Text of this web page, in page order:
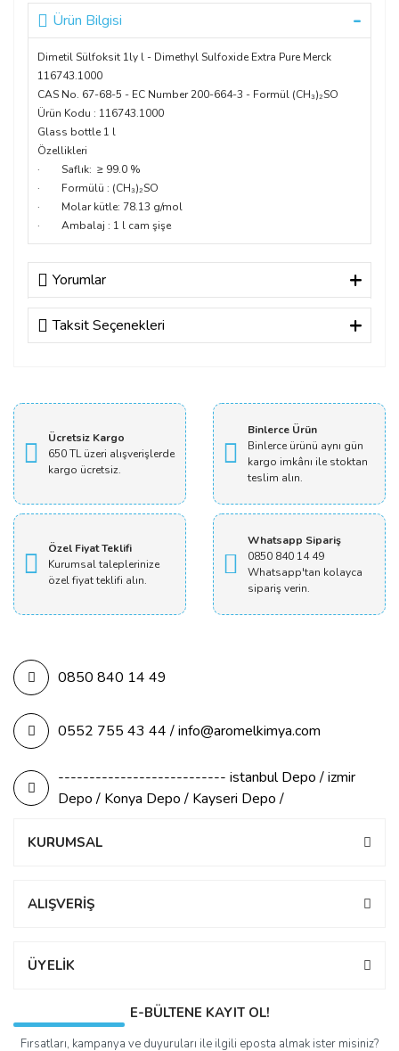
Ürün Bilgisi
Dimetil Sülfoksit 1ly l - Dimethyl Sulfoxide Extra Pure Merck
116743.1000
CAS No. 67-68-5 - EC Number 200-664-3 - Formül (CH₃)₂SO
Ürün Kodu : 116743.1000
Glass bottle 1 l
Özellikleri
· Saflık: ≥ 99.0 %
· Formülü : (CH₃)₂SO
· Molar kütle: 78.13 g/mol
· Ambalaj : 1 l cam şişe
Yorumlar
Bu ürüne ilk yorumu siz yapın!
Taksit Seçenekleri
Ücretsiz Kargo
650 TL üzeri alışverişlerde
kargo ücretsiz.
Binlerce Ürün
Binlerce ürünü aynı gün
kargo imkânı ile stoktan
teslim alın.
Özel Fiyat Teklifi
Kurumsal taleplerinize
özel fiyat teklifi alın.
Whatsapp Sipariş
0850 840 14 49
Whatsapp'tan kolayca
sipariş verin.
0850 840 14 49
0552 755 43 44 / info@aromelkimya.com
--------------------------- istanbul Depo / izmir
Depo / Konya Depo / Kayseri Depo /
KURUMSAL
ALIŞVERİŞ
ÜYELİK
E-BÜLTENE KAYIT OL!
Fırsatları, kampanya ve duyuruları ile ilgili eposta almak ister misiniz?